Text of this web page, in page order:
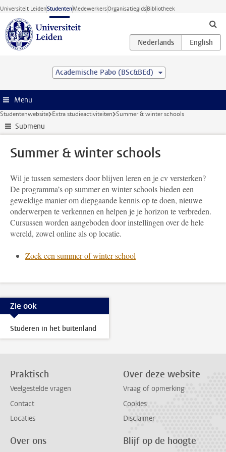
Ga direct naar de inhoud
Universiteit LeidenStudentenMedewerkersOrganisatiegidsBibliotheek
Academische Pabo (BSc&BEd)
Menu
Studentenwebsite Extra studieactiviteiten Summer & winter schools
Submenu
Summer & winter schools
Wil je tussen semesters door blijven leren en je cv versterken?
De programma’s op summer en winter schools bieden een
geweldige manier om diepgaande kennis op te doen, nieuwe
onderwerpen te verkennen en helpen je je horizon te verbreden.
Cursussen worden aangeboden door instellingen over de hele
wereld, zowel online als op locatie.
Zoek een summer of winter school
Zie ook
Studeren in het buitenland
Praktisch
Veelgestelde vragen
Contact
Locaties
Over deze website
Vraag of opmerking
Cookies
Disclaimer
Over ons Blijf op de hoogte